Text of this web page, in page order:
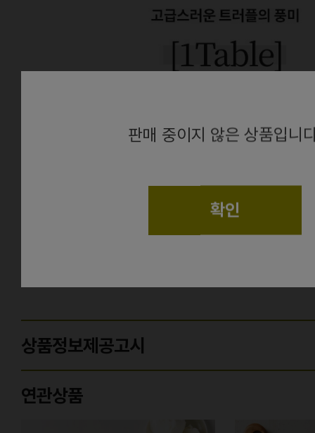
상품정보더보기
상품정보제공고시
연관상품
판매 중이지 않은 상품입니
확인